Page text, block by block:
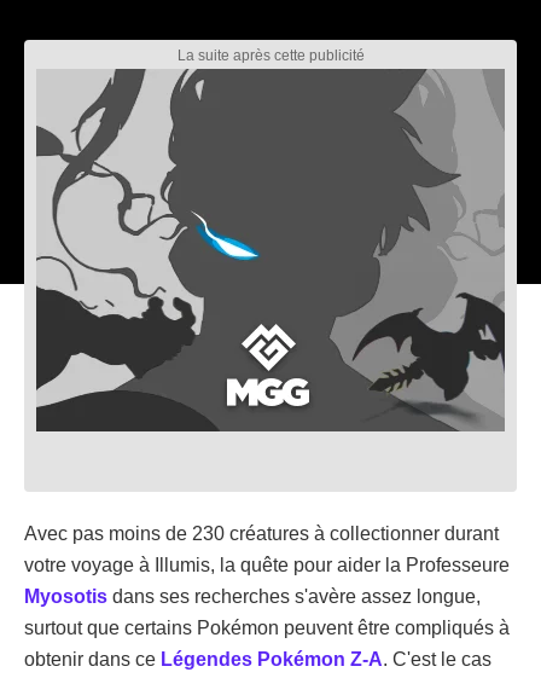
Avec pas moins de 230 créatures à collectionner durant
votre voyage à Illumis, la quête pour aider la Professeure
Myosotis dans ses recherches s'avère assez longue,
surtout que certains Pokémon peuvent être compliqués à
obtenir dans ce Légendes Pokémon Z-A. C'est le cas